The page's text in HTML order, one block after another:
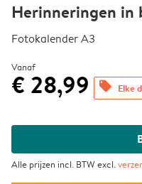
Herinneringen in
Fotokalender A3
Vanaf
€ 28,99 offers Elke
Alle prijzen incl. BTW excl.